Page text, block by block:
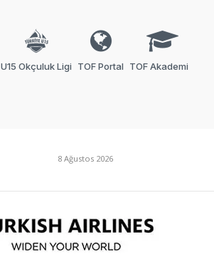
U15 Okçuluk Ligi TOF Portal TOF Akademi
8 Ağustos 2026